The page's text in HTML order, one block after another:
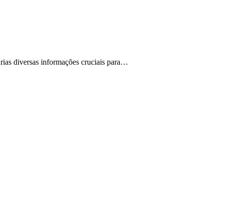
diversas informações cruciais para…